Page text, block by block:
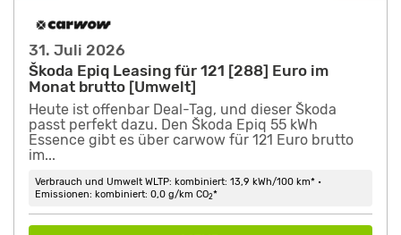
31. Juli 2026
Škoda Epiq Leasing für 121 [288] Euro im
Monat brutto [Umwelt]
Heute ist offenbar Deal-Tag, und dieser Škoda
passt perfekt dazu. Den Škoda Epiq 55 kWh
Essence gibt es über carwow für 121 Euro brutto
im...
Verbrauch und Umwelt WLTP: kombiniert: 13,9 kWh/100 km* •
Emissionen: kombiniert: 0,0 g/km CO2*